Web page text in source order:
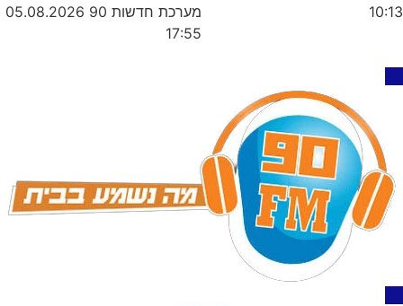
10:13
מערכת חדשות 90
05.08.2026
17:55